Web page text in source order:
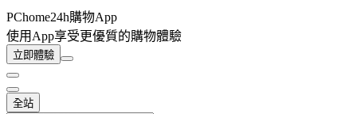
PChome24h購物App
使用App享受更優質的購物體驗
立即體驗
全站